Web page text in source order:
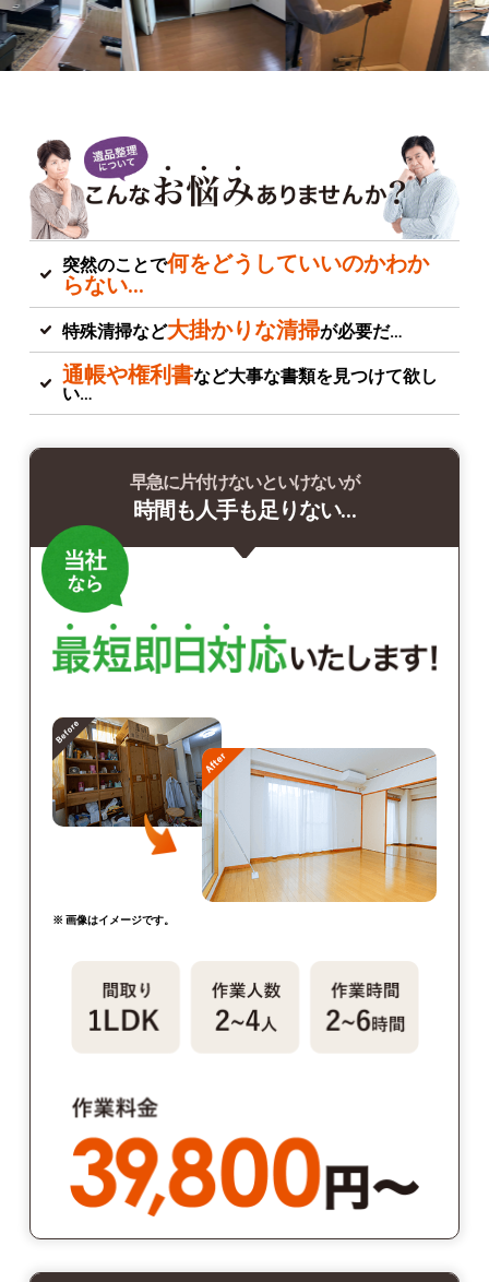
突然のことで何をどうしていいのかわか
らない…
特殊清掃など大掛かりな清掃が必要だ…
通帳や権利書など大事な書類を見つけて欲し
い…
早急に片付けないといけないが
時間も人手も足りない…
※ 画像はイメージです。